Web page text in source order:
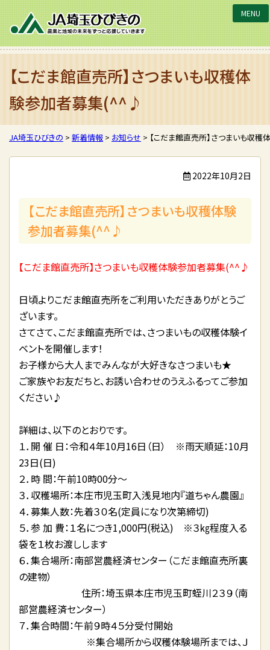
JA埼玉ひびきの
【こだま館直売所】さつまいも収穫体
験参加者募集(^^♪
JA埼玉ひびきの > 新着情報 > お知らせ > 【こだま館直売所】さつまいも収
2022年10月2日
【こだま館直売所】さつまいも収穫体験
参加者募集(^^♪
【こだま館直売所】さつまいも収穫体験参加者募集(^^♪
日頃よりこだま館直売所をご利用いただきありがとうご
ざいます。
さてさて、こだま館直売所では、さつまいもの収穫体験イ
ベントを開催します！
お子様から大人までみんなが大好きなさつまいも★
ご家族やお友だちと、お誘い合わせのうえふるってご参加
ください♪
詳細は、以下のとおりです。
１．開 催 日：令和４年10月16日（日） ※雨天順延：10月
23日(日)
２．時 間：午前10時00分～
３．収穫場所：本庄市児玉町入浅見地内『道ちゃん農園』
４．募集人数：先着３０名(定員になり次第締切)
５．参 加 費：１名につき1,000円(税込) ※３㎏程度入る
袋を１枚お渡しします
６．集合場所：南部営農経済センター（こだま館直売所裏
の建物）
住所：埼玉県本庄市児玉町蛭川２３９（南
部営農経済センター）
７．集合時間：午前９時４５分受付開始
※集合場所から収穫体験場所までは、Ｊ